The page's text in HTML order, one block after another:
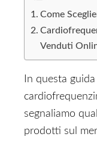
Come
Venduti
In questa
segnaliamo
prodotti sul